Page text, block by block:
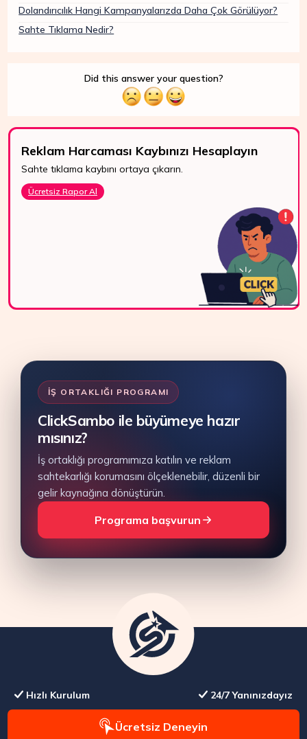
Dolandırıcılık Hangi Kampanyalarızda Daha Çok Görülüyor?
Sahte Tıklama Nedir?
Did this answer your question?
Reklam Harcaması Kaybınızı Hesaplayın
Sahte tıklama kaybını ortaya çıkarın.
Ücretsiz Rapor Al
7/24 Destek
WhatsApp, canlı
İŞ ORTAKLIĞI PROGRAMI
ClickSambo ile büyümeye hazır
mısınız?
İş ortaklığı programımıza katılın ve reklam
sahtekarlığı korumasını ölçeklenebilir, düzenli bir
gelir kaynağına dönüştürün.
Programa başvurun
Hızlı Kurulum 24/7 Yanınızdayız
Ücretsiz Deneyin